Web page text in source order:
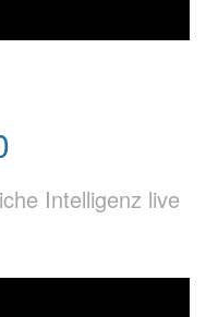
Intelligenz live